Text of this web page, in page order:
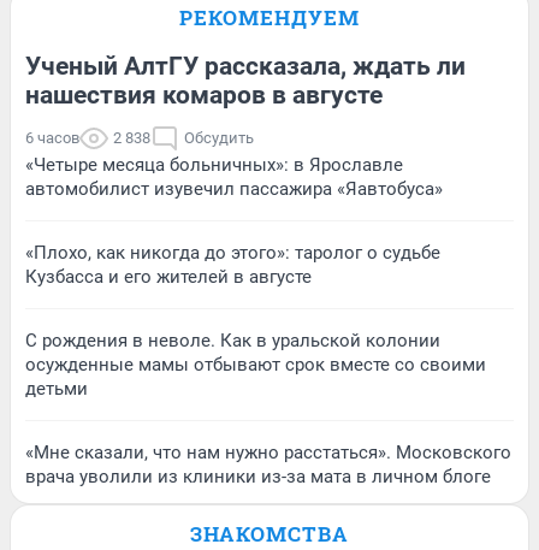
РЕКОМЕНДУЕМ
Ученый АлтГУ рассказала, ждать ли
нашествия комаров в августе
6 часов 2 838 Обсудить
«Четыре месяца больничных»: в Ярославле
автомобилист изувечил пассажира «Яавтобуса»
«Плохо, как никогда до этого»: таролог о судьбе
Кузбасса и его жителей в августе
С рождения в неволе. Как в уральской колонии
осужденные мамы отбывают срок вместе со своими
детьми
«Мне сказали, что нам нужно расстаться». Московского
врача уволили из клиники из-за мата в личном блоге
ЗНАКОМСТВА